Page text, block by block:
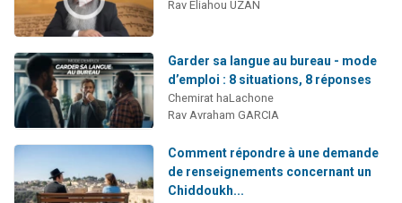
Rav Eliahou UZAN
Garder sa langue au bureau - mode
d’emploi : 8 situations, 8 réponses
Chemirat haLachone
Rav Avraham GARCIA
Comment répondre à une demande
de renseignements concernant un
Chiddoukh...